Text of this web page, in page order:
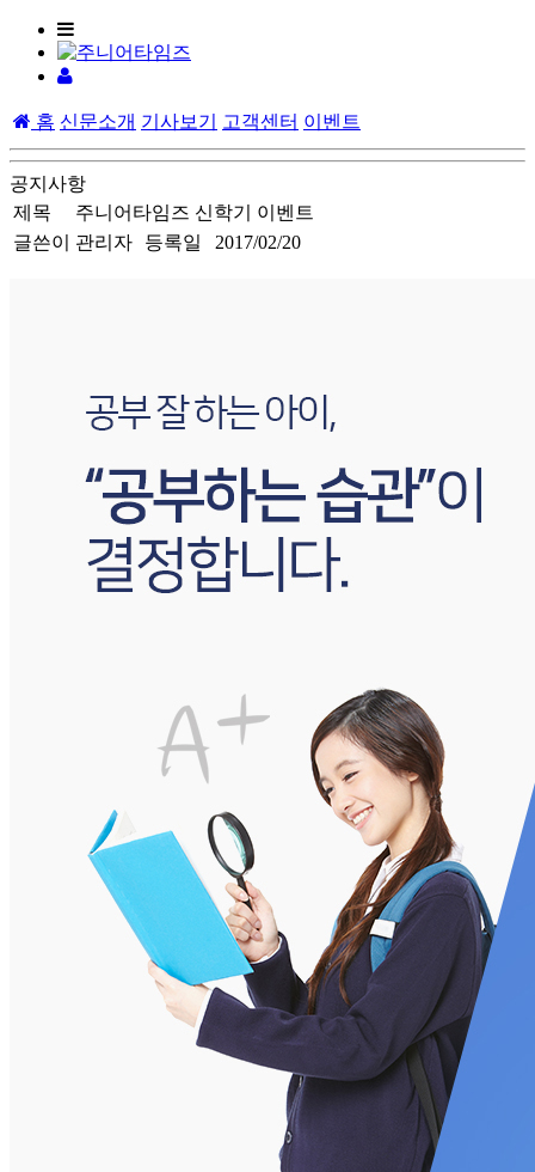
홈 신문소개 기사보기 고객센터 이벤트
공지사항
제목
주니어타임즈 신학기 이벤트
글쓴이
관리자 등록일 2017/02/20